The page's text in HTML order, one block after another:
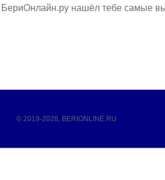
БериОнлайн.ру нашёл тебе самые
© 2019-2026, BERIONLINE.RU